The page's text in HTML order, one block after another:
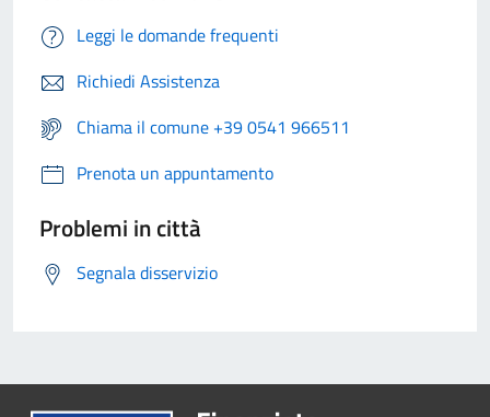
Leggi le domande frequenti
Richiedi Assistenza
Chiama il comune +39 0541 966511
Prenota un appuntamento
Problemi in città
Segnala disservizio